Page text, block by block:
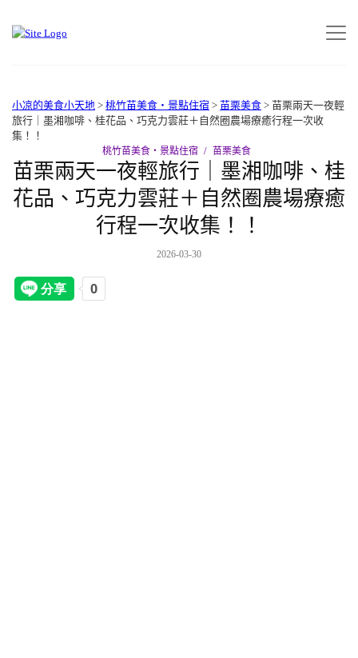
小凉的美食小天地 > 桃竹苗美食‧景點住宿 > 苗栗美食 > 苗栗兩天一夜輕
旅行｜墨湘咖啡、桂花品、巧克力雲莊＋自然圈農場療癒行程一次收
集！！
桃竹苗美食‧景點住宿 苗栗美食
苗栗兩天一夜輕旅行｜墨湘咖啡、桂
花品、巧克力雲莊＋自然圈農場療癒
行程一次收集！！
2026-03-30